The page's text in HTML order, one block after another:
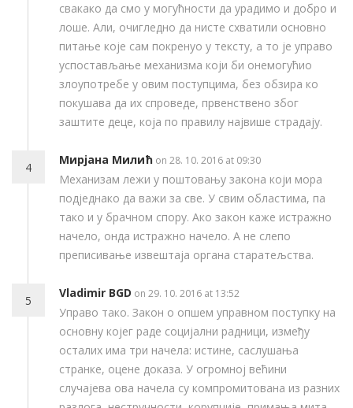
свакако да смо у могућности да урадимо и добро и
лоше. Али, очигледно да нисте схватили основно
питање које сам покренуо у тексту, а то је управо
успостављање механизма који би онемогућио
злоупотребе у овим поступцима, без обзира ко
покушава да их спроведе, првенствено због
заштите деце, која по правилу највише страдају.
4
Мирјана Милић on 28. 10. 2016 at 09:30
Механизам лежи у поштовању закона који мора
подједнако да важи за све. У свим областима, па
тако и у брачном спору. Ако закон каже истражно
начело, онда истражно начело. А не слепо
преписивање извештаја органа старатељства.
5
Vladimir BGD on 29. 10. 2016 at 13:52
Управо тако. Закон о опшем управном поступку на
основну којег раде социјални радници, између
осталих има три начела: истине, саслушања
странке, оцене доказа. У огромној већини
случајева ова начела су компромитована из разних